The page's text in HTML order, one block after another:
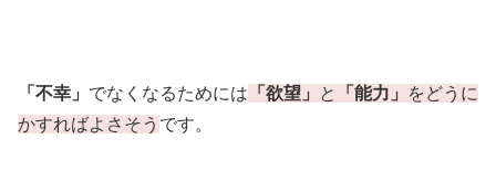
「不幸」 でなくなるためには 「欲望」 と 「能力」
をどうに
かすればよさそう です。